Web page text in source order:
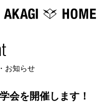
お知らせ
会を開催します！